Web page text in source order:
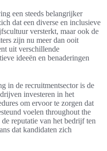
een steeds belangrijker
dat een diverse en inclusieve
versterkt, maar ook de
zijn nu meer dan ooit
uit verschillende
ideeën en benaderingen
in de recruitmentsector is de
investeren in het
om ervoor te zorgen dat
voelen throughout the
reputatie van het bedrijf ten
dat kandidaten zich